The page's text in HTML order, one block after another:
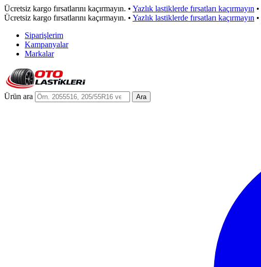
Ücretsiz kargo fırsatlarını kaçırmayın. • Yazlık lastiklerde fırsatları kaçırmayın •
Ücretsiz kargo fırsatlarını kaçırmayın. • Yazlık lastiklerde fırsatları kaçırmayın •
Siparişlerim
Kampanyalar
Markalar
Ürün ara Ara